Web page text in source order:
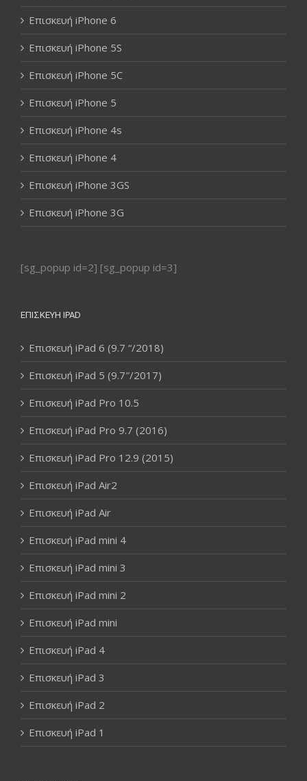
Επισκευή iPhone 6
Επισκευή iPhone 5S
Επισκευή iPhone 5C
Επισκευή iPhone 5
Επισκευή iPhone 4s
Επισκευή iPhone 4
Επισκευή iPhone 3GS
Επισκευή iPhone 3G
[sg_popup id=2] [sg_popup id=3]
ΕΠΙΣΚΕΥΉ IPAD
Επισκευή iPad 6 (9.7 “/2018)
Επισκευή iPad 5 (9.7″/2017)
Επισκευή iPad Pro 10.5
Επισκευή iPad Pro 9.7 (2016)
Επισκευή iPad Pro 12.9 (2015)
Επισκευή iPad Air2
Επισκευή iPad Air
Επισκευή iPad mini 4
Επισκευή iPad mini 3
Επισκευή iPad mini 2
Επισκευή iPad mini
Επισκευή iPad 4
Επισκευή iPad 3
Επισκευή iPad 2
Επισκευή iPad 1